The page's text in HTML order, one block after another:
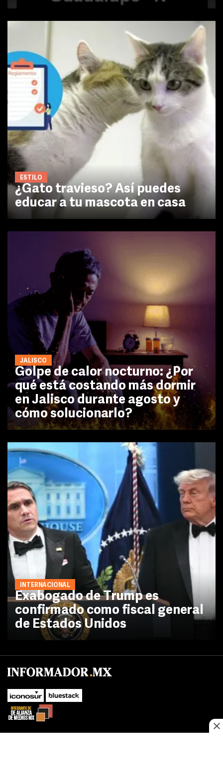
ESTILO
¿Gato travieso? Así puedes
educar a tu mascota en casa
JALISCO
Golpe de calor nocturno: ¿Por
qué está costando más dormir
en Jalisco durante agosto y
cómo solucionarlo?
INTERNACIONAL
Exabogado de Trump es
confirmado como fiscal general
de Estados Unidos